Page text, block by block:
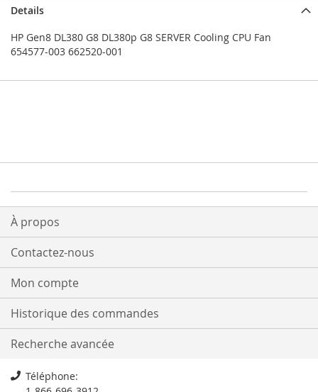
Details
HP Gen8 DL380 G8 DL380p G8 SERVER Cooling CPU Fan
654577-003 662520-001
À propos
Contactez-nous
Mon compte
Historique des commandes
Recherche avancée
Téléphone: